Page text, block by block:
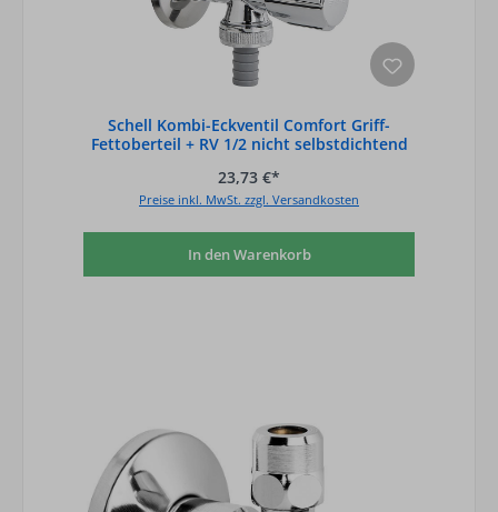
Schell Kombi-Eckventil Comfort Griff-
Fettoberteil + RV 1/2 nicht selbstdichtend
23,73 €*
Preise inkl. MwSt. zzgl. Versandkosten
In den Warenkorb